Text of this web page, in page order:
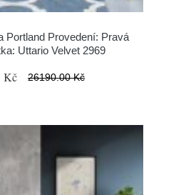
Portland Provedení: Pravá
Uttario Velvet 2969
Kč 26190.00 Kč